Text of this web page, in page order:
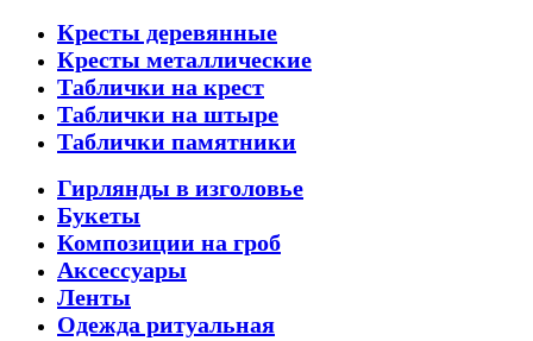
Кресты деревянные
Кресты металлические
Таблички на крест
Таблички на штыре
Таблички памятники
Гирлянды в изголовье
Букеты
Композиции на гроб
Аксессуары
Ленты
Одежда ритуальная